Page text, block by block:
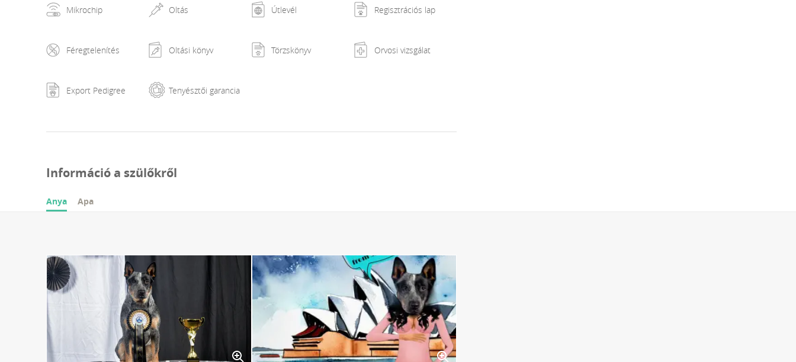
Mikrochip Oltás Útlevél Regisztrációs lap
Féregtelenítés Oltási könyv Törzskönyv Orvosi vizsgálat
Export Pedigree Tenyésztői garancia
Információ a szülőkről
Anya Apa